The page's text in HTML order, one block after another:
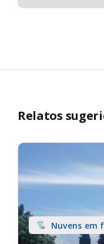
Relatos
Nuvens
tromba) sobre